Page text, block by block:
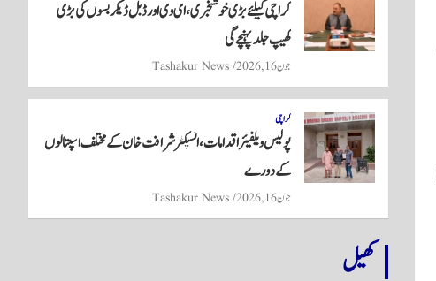
کراچی کیلئے بڑی خوشخبری، ای وی اور ڈبل ڈیکر بسوں کی بڑی
کھیپ جلد پہنچے گی
جون 16, 2026 Tashakur News
کراچی
پولیس ویلفیئر اقدامات، انسپکٹر شرافت خان کے مختلف اسپتالوں
کے دورے
جون 16, 2026 Tashakur News
کھیل